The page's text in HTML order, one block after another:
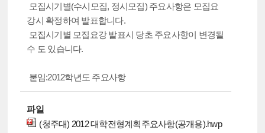
모집시기별(수시모집, 정시모집) 주요사항은 모집요
강시 확정하여 발표합니다.
모집시기별 모집요강 발표시 당초 주요사항이 변경될
수 도 있습니다.
붙임:2012학년도 주요사항
파일
(청주대) 2012 대학전형계획주요사항(공개용).hwp